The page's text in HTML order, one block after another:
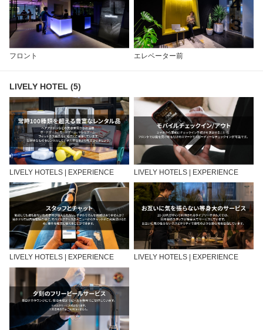
フロント エレベーター前
LIVELY HOTEL (5)
LIVELY HOTELS | EXPERIENCE LIVELY HOTELS | EXPERIENCE
LIVELY HOTELS | EXPERIENCE LIVELY HOTELS | EXPERIENCE